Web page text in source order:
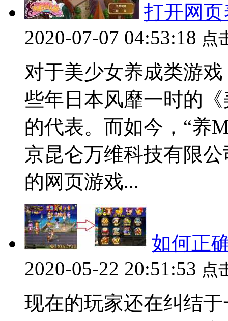
打开网
2020-07-07 04:53:18 点
对于美少女养成类游
些年日本风靡一时的
的代表。而如今，“养
京昆仑万维科技有限
的网页游戏...
如何正
2020-05-22 20:51:53 点
现在的玩家还在纠结